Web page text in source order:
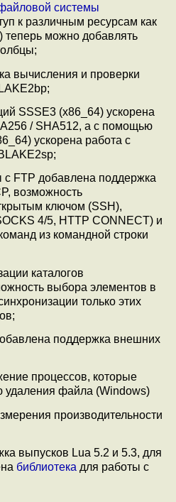
системы
к различным ресурсам как
теперь можно добавлять
вычисления и проверки
SSSE3 (x86_64) ускорена
/ SHA512, а с помощью
ускорена работа с
с FTP добавлена поддержка
возможность
ключом (SSH),
4/5, HTTP CONNECT) и
из командной строки
каталогов
выбора элементов в
только этих
поддержка внешних
процессов, которые
удаления файла (Windows)
производительности
выпусков Lua 5.2 и 5.3, для
библиотека для работы с